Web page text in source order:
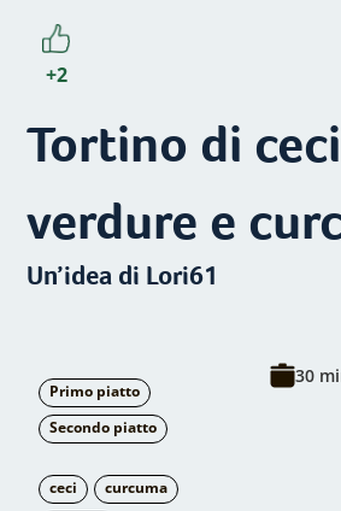
+2
Tortino di
verdure e
Un’idea di Lori61
Primo piatto
Secondo piatto
ceci
curcuma
30